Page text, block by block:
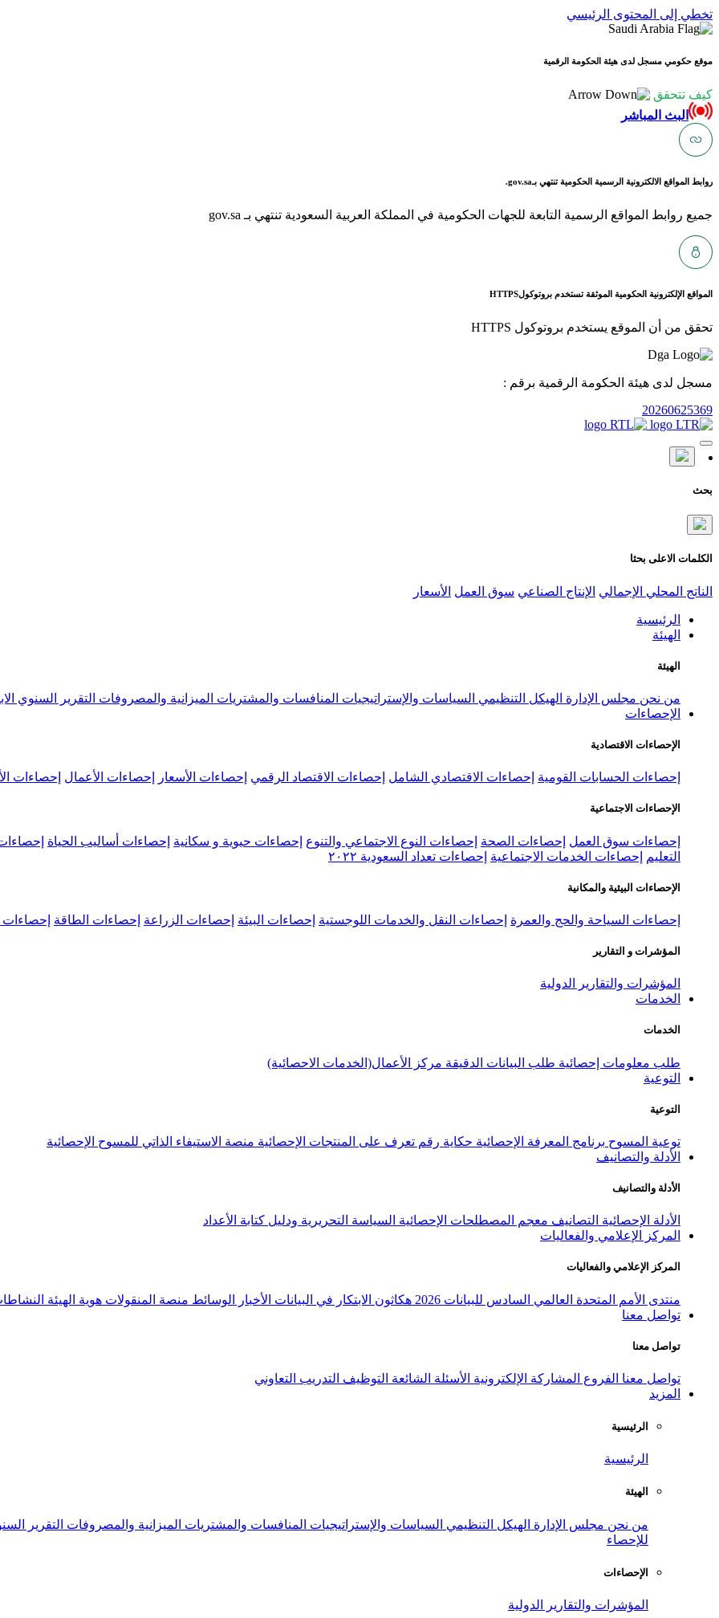
تخطي إلى المحتوى الرئيسي
موقع حكومي مسجل لدى هيئة الحكومة الرقمية
كيف تتحقق
البث المباشر
روابط المواقع الالكترونية الرسمية الحكومية تنتهي بـgov.sa.
جميع روابط المواقع الرسمية التابعة للجهات الحكومية في المملكة العربية السعودية تنتهي بـ gov.sa
المواقع الإلكترونية الحكومية الموثقة تستخدم بروتوكولHTTPS
تحقق من أن الموقع يستخدم بروتوكول HTTPS
مسجل لدى هيئة الحكومة الرقمية برقم :
20260625369
بحث
الكلمات الاعلى بحثا
الناتج المحلي الإجمالي الإنتاج الصناعي سوق العمل الأسعار
الرئيسية
الهيئة
الهيئة
من نحن مجلس الإدارة الهيكل التنظيمي السياسات والإستراتيجيات المنافسات والمشتريات الميزانية والمصروفات التقرير السنوي
الإحصاءات
الإحصاءات الاقتصادية
إحصاءات الحسابات القومية إحصاءات الاقتصادي الشامل إحصاءات الاقتصاد الرقمي إحصاءات الأسعار إحصاءات الأعمال إحصاءات
الإحصاءات الاجتماعية
إحصاءات سوق العمل إحصاءات الصحة إحصاءات النوع الاجتماعي والتنوع إحصاءات حيوية و سكانية إحصاءات أساليب الحياة
التعليم
إحصاءات الخدمات الاجتماعية إحصاءات تعداد السعودية ٢٠٢٢
الإحصاءات البيئية والمكانية
إحصاءات السياحة والحج والعمرة إحصاءات النقل والخدمات اللوجستية إحصاءات البيئة إحصاءات الزراعة إحصاءات الطاقة إحصاءات
المؤشرات و التقارير
المؤشرات والتقارير الدولية
الخدمات
الخدمات
طلب معلومات إحصائية طلب البيانات الدقيقة مركز الأعمال(الخدمات الاحصائية)
التوعية
التوعية
توعية المسوح برنامج المعرفة الإحصائية حكاية رقم تعرف على المنتجات الإحصائية منصة الاستيفاء الذاتي للمسوح الإحصائية
الأدلة والتصانيف
الأدلة والتصانيف
الأدلة الإحصائية التصانيف معجم المصطلحات الإحصائية السياسة التحريرية ودليل كتابة الأعداد
المركز الإعلامي والفعاليات
المركز الإعلامي والفعاليات
منتدى الأمم المتحدة العالمي السادس للبيانات 2026 هكاثون الابتكار في البيانات الأخبار الوسائط منصة المنقولات هوية الهيئة
تواصل معنا
تواصل معنا
تواصل معنا الفروع المشاركة الإلكترونية الأسئلة الشائعة التوظيف التدريب التعاوني
المزيد
الرئيسية
الرئيسية
الهيئة
من نحن مجلس الإدارة الهيكل التنظيمي السياسات والإستراتيجيات المنافسات والمشتريات الميزانية والمصروفات التقرير
للإحصاء
الإحصاءات
المؤشرات والتقارير الدولية